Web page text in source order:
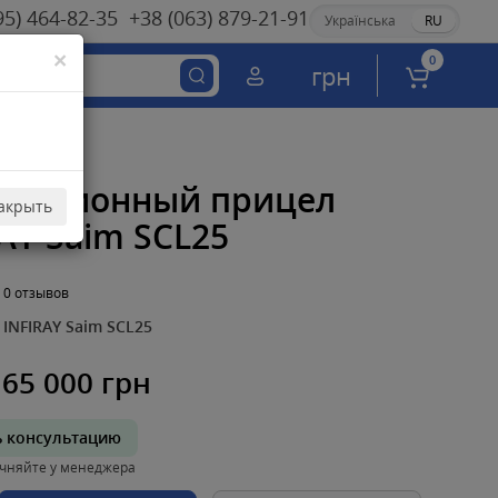
Українська RU
464-82-35 +38 (063) 879-21-91
грн 0
×
прицел
Saim SCL25
0 отзывов
INFIRAY Saim SCL25
65 000 грн
консультацию
у менеджера